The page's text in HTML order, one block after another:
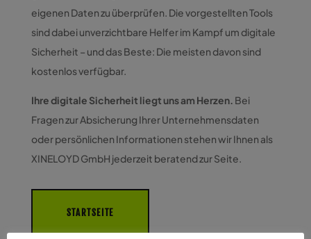
eigenen Daten zu überprüfen. Die vorgestellten Tools
sind dabei unverzichtbare Helfer im Kampf um digitale
Sicherheit – und das Beste: Die meisten davon sind
kostenlos verfügbar.
Ihre digitale Sicherheit liegt uns am Herzen. Bei
Fragen zur Absicherung Ihrer Unternehmensdaten
oder persönlichen Informationen stehen wir Ihnen als
XINELOYD GmbH jederzeit beratend zur Seite.
STARTSEITE